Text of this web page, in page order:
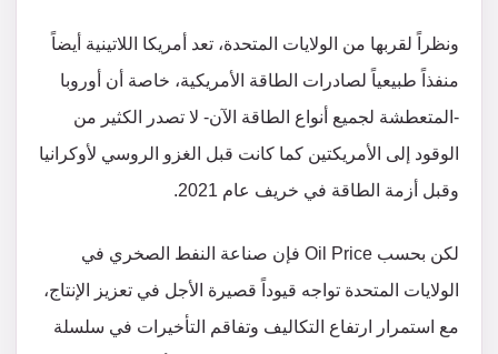
ونظراً لقربها من الولايات المتحدة، تعد أمريكا اللاتينية أيضاً
منفذاً طبيعياً لصادرات الطاقة الأمريكية، خاصة أن أوروبا
-المتعطشة لجميع أنواع الطاقة الآن- لا تصدر الكثير من
الوقود إلى الأمريكتين كما كانت قبل الغزو الروسي لأوكرانيا
وقبل أزمة الطاقة في خريف عام 2021.
لكن بحسب Oil Price فإن صناعة النفط الصخري في
الولايات المتحدة تواجه قيوداً قصيرة الأجل في تعزيز الإنتاج،
مع استمرار ارتفاع التكاليف وتفاقم التأخيرات في سلسلة